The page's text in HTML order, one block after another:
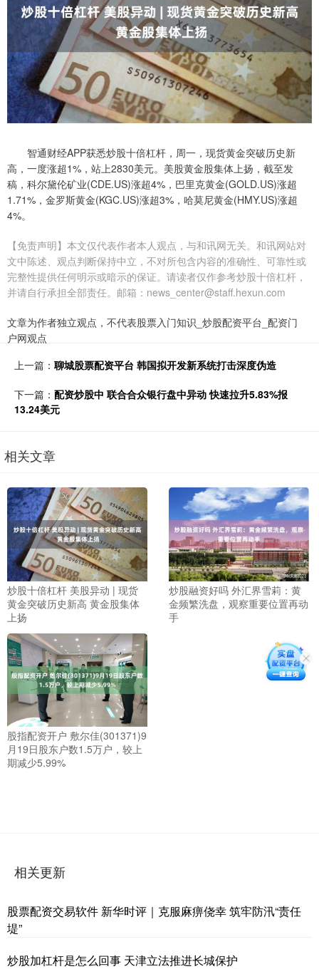
智通财经APP获悉炒股十倍杠杆，周一，现货黄金突破历史新
高，一度涨超1%，站上2830美元。美股黄金股集体上扬，截至发
稿，科尔黛伦矿业(CDE.US)涨超4%，巴里克黄金(GOLD.US)涨超
1.71%，金罗斯黄金(KGC.US)涨超3%，哈莫尼黄金(HMY.US)涨超
4%。
【免责声明】本文仅代表作者本人观点，与和讯网无关。和讯网站对
文中陈述、观点判断保持中立，不对所包含内容的准确性、可靠性或
完整性提供任何明示或暗示的保证。请读者仅作参考炒股十倍杠杆，
并请自行承担全部责任。邮箱：news_center@staff.hexun.com
文章为作者独立观点，不代表股票入门知识_炒股配资平台_配资门
户网观点
上一篇： 聊城股票配资平台 韩国拟开发新系统打击深度伪造
下一篇： 配资炒股中 联合合众银行盘中异动 快速拉升5.83%报
13.24美元
相关文章
炒股十倍杠杆 美股异动 | 现货
黄金突破历史新高 黄金股集体
上扬
炒股融资好吗 外汇界雪莉：黄
金频繁洗盘，观察重要位置再动
手
股指配资开户 敷尔佳(301371)9
月19日股东户数1.5万户，较上
期减少5.99%
相关更新
股票配资交易软件 新华时评｜克服麻痹侥幸 筑牢防汛“责任
堤”
炒股加杠杆是怎么回事 天津立法推进长城保护